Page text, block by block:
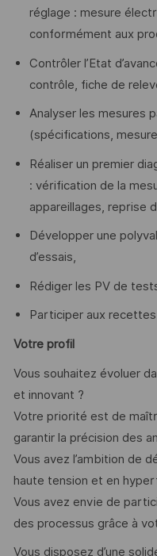
réglage : mesure
conformément aux
Contrôler l’Etat
contrôle, fiche de
Analyser les mesures
(spécifications,
Réaliser un premier
: vérification de la
appareillages, reprise
Développer une
d’essais,
Rédiger les PV de
Participer aux
Votre profil
Vous souhaitez évoluer
et innovant ?
Votre priorité est de
garantir la précision des
Vous avez l’ambition de
haute tension et en
Vous avez envie de
des processus grâce à
Vous disposez d’une